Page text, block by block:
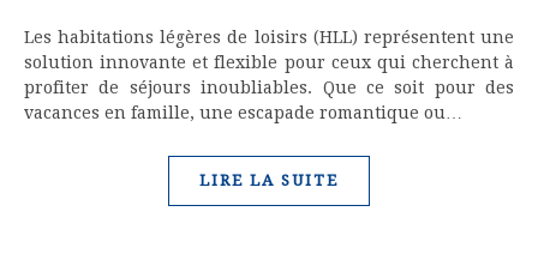
Les habitations légères de loisirs (HLL) représentent une
solution innovante et flexible pour ceux qui cherchent à
profiter de séjours inoubliables. Que ce soit pour des
vacances en famille, une escapade romantique ou…
LIRE LA SUITE